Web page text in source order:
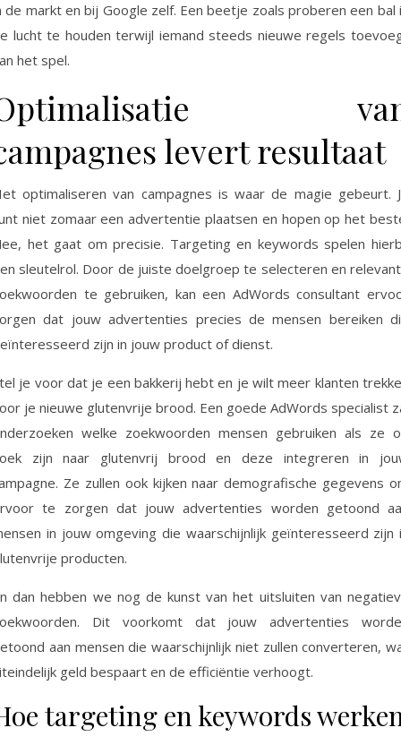
de markt en bij Google zelf. Een beetje zoals proberen een bal
lucht te houden terwijl iemand steeds nieuwe regels
het spel.
levert resultaat
optimaliseren van campagnes is waar de magie gebeurt.
niet zomaar een advertentie plaatsen en hopen op het
het gaat om precisie. Targeting en keywords spelen
sleutelrol. Door de juiste doelgroep te selecteren en
te gebruiken, kan een AdWords consultant
dat jouw advertenties precies de mensen bereiken
zijn in jouw product of dienst.
je voor dat je een bakkerij hebt en je wilt meer klanten
je nieuwe glutenvrije brood. Een goede AdWords specialist
welke zoekwoorden mensen gebruiken als ze
zijn naar glutenvrij brood en deze integreren in
Ze zullen ook kijken naar demografische gegevens
te zorgen dat jouw advertenties worden getoond
in jouw omgeving die waarschijnlijk geïnteresseerd zijn
producten.
dan hebben we nog de kunst van het uitsluiten van
Dit voorkomt dat jouw advertenties
aan mensen die waarschijnlijk niet zullen converteren,
geld bespaart en de efficiëntie verhoogt.
targeting en keywords